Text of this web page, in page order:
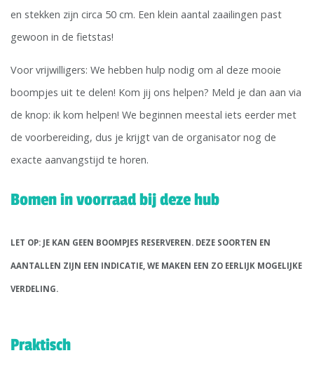
en stekken zijn circa 50 cm. Een klein aantal zaailingen past
gewoon in de fietstas!
Voor vrijwilligers: We hebben hulp nodig om al deze mooie
boompjes uit te delen! Kom jij ons helpen? Meld je dan aan via
de knop: ik kom helpen! We beginnen meestal iets eerder met
de voorbereiding, dus je krijgt van de organisator nog de
exacte aanvangstijd te horen.
Bomen in voorraad bij deze hub
LET OP: JE KAN GEEN BOOMPJES RESERVEREN. DEZE SOORTEN EN
AANTALLEN ZIJN EEN INDICATIE, WE MAKEN EEN ZO EERLIJK MOGELIJKE
VERDELING.
Praktisch